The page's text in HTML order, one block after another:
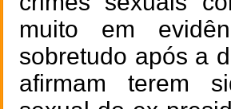
muito em
sobretudo após a
afirmam terem